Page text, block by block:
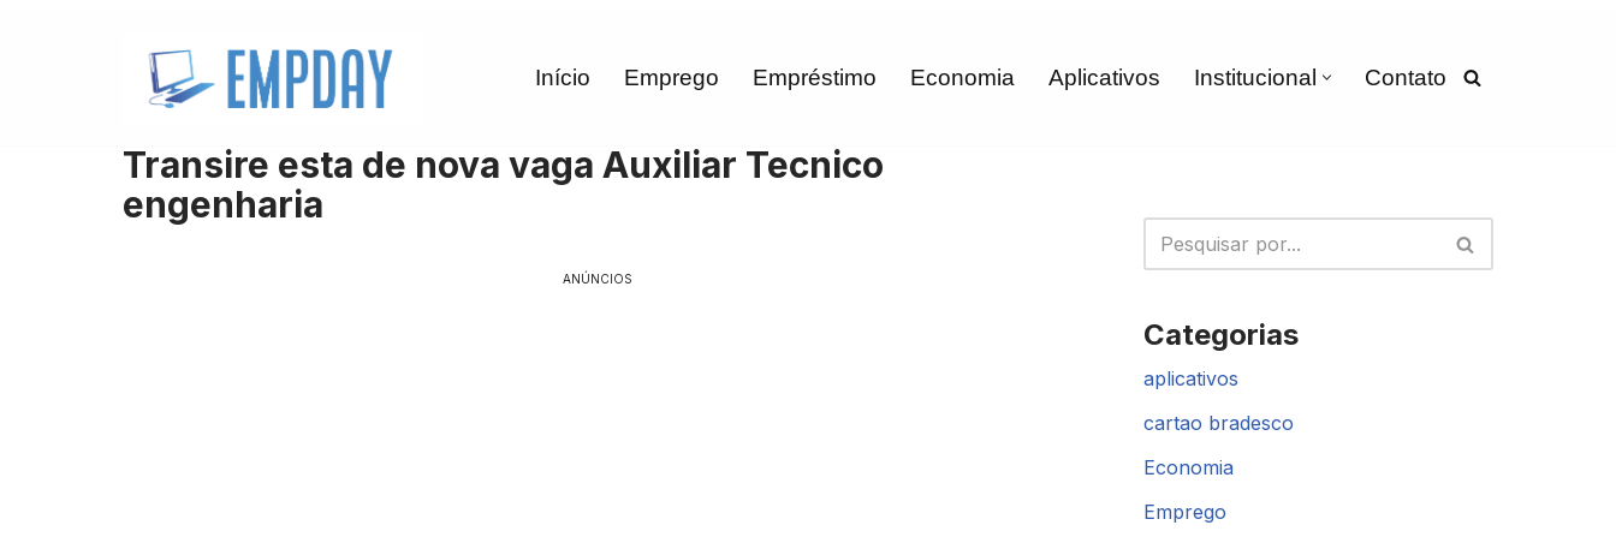
Início Emprego Empréstimo Economia Aplicativos Institucional Contato
Transire esta de nova vaga Auxiliar Tecnico
engenharia
ANÚNCIOS
Categorias
aplicativos
cartao bradesco
Economia
Emprego